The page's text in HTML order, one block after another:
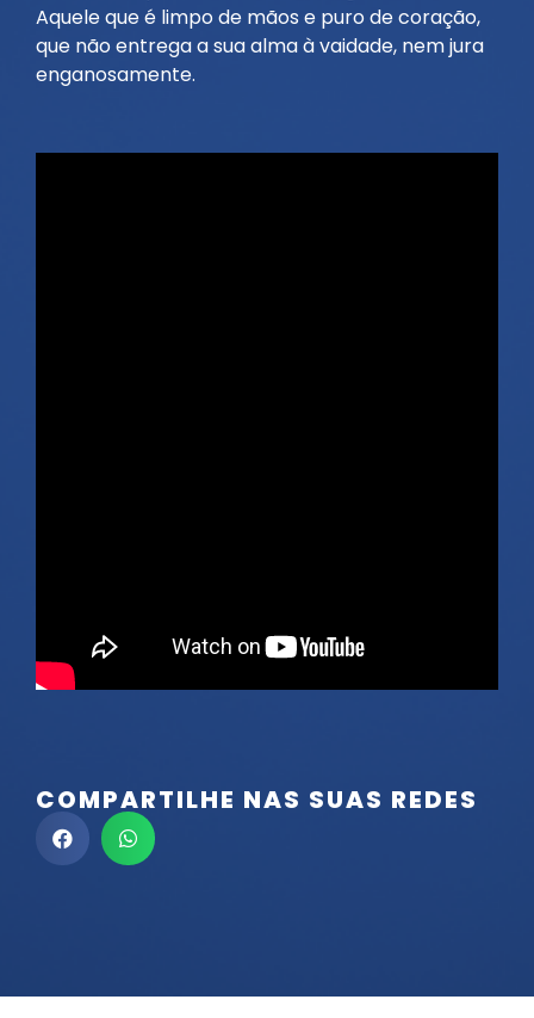
Aquele que é limpo de mãos e puro de coração,
que não entrega a sua alma à vaidade, nem jura
enganosamente.
COMPARTILHE NAS SUAS REDES